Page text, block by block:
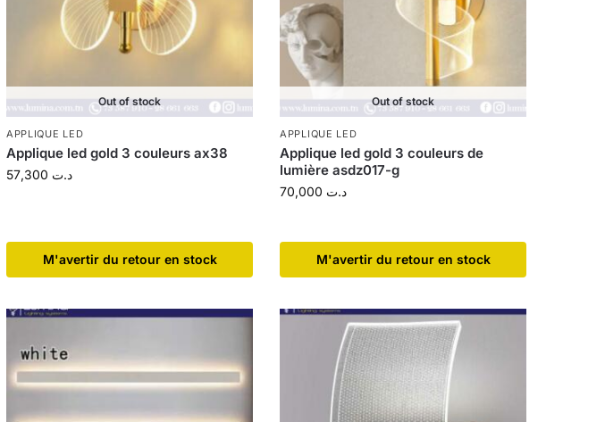
Out of stock
APPLIQUE LED
Applique led gold 3 couleurs ax38
د.ت
​M'avertir du retour en stock
Out of stock
APPLIQUE LED
Applique led gold 3 couleurs de
lumière asdz017-g
د.ت
​M'avertir du retour en stock